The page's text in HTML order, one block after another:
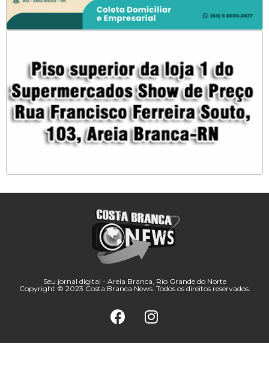
Seu jornal digital - Areia Branca, Rio Grande do Norte
Copyright © 2023 Costa Branca News. Todos os direitos reservados.